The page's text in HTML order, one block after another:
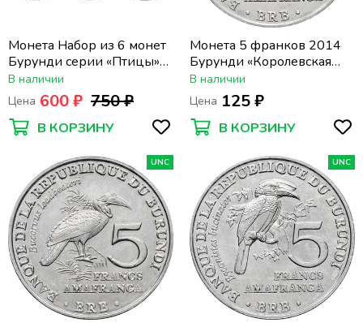
Монета Набор из 6 монет
Бурунди серии «Птицы»
(5 франков 2014 года)
В наличии
Цена 600 ₽ 750 ₽
В КОРЗИНУ
Монета 5 франков 2014
Бурунди «Королевская
цапля»
В наличии
Цена 125 ₽
В КОРЗИНУ
UNC UNC